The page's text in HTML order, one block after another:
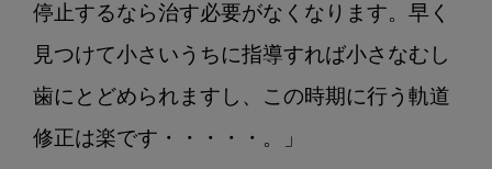
停止するなら治す必要がなくなります。早く
見つけて小さいうちに指導すれば小さなむし
歯にとどめられますし、この時期に行う軌道
修正は楽です・・・・・。」